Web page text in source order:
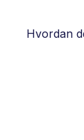
Hvordan